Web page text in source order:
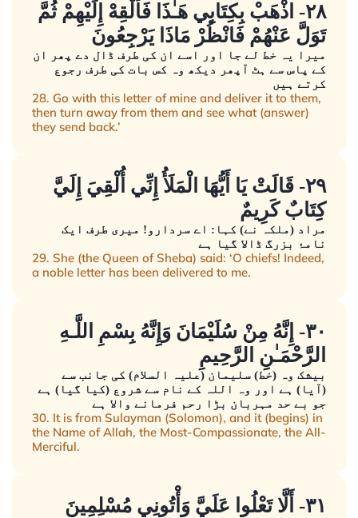
٢٨- اذْهَبْ بِكِتَابِي هَـٰذَا فَأَلْقِهْ إِلَيْهِمْ ثُمَّ
تَوَلَّ عَنْهُمْ فَانْظُرْ مَاذَا يَرْجِعُونَ
میرا یہ خط لے جا اور اسے ان کی طرف ڈال دے پھر ان
کے پاس سے ہٹ آپھر دیکھ وہ کس بات کی طرف رجوع
کرتے ہیں
28. Go with this letter of mine and deliver it to them,
then turn away from them and see what (answer)
they send back.’
٢٩- قَالَتْ يَا أَيُّهَا الْمَلَأُ إِنِّي أُلْقِيَ إِلَيَّ
كِتَابٌ كَرِيمٌ
مراد (ملکہ نے) کہا: اے سردارو! میری طرف ایک
نامۂ بزرگ ڈالا گیا ہے
29. She (the Queen of Sheba) said: ‘O chiefs! Indeed,
a noble letter has been delivered to me.
٣٠- إِنَّهُ مِنْ سُلَيْمَانَ وَإِنَّهُ بِسْمِ اللَّـهِ
الرَّحْمَـٰنِ الرَّحِيمِ
بیشک وہ (خط) سلیمان (علیہ السلام) کی جانب سے
(آیا) ہے اور وہ اللہ کے نام سے شروع (کیا گیا) ہے
جو بے حد مہربان بڑا رحم فرمانے والا ہے
30. It is from Sulayman (Solomon), and it (begins) in
the Name of Allah, the Most-Compassionate, the All-
Merciful.
٣١- أَلَّا تَعْلُوا عَلَيَّ وَأْتُونِي مُسْلِمِينَ